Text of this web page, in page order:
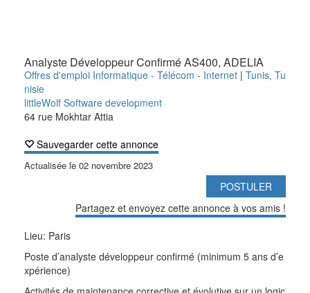
Analyste Développeur Confirmé AS400, ADELIA
Offres d'emploi Informatique - Télécom - Internet | Tunis, Tu
nisie
littleWolf Software development
64 rue Mokhtar Attia
Sauvegarder cette annonce
Actualisée le 02 novembre 2023
POSTULER
Partagez et envoyez cette annonce à vos amis !
Lieu: Paris
Poste d’analyste développeur confirmé (minimum 5 ans d’e
xpérience)